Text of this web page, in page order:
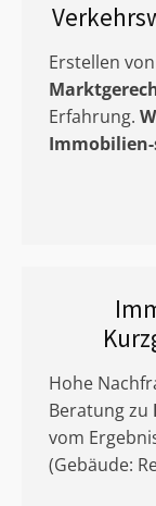
Erstellen von
Erfahrung.
Hohe
Beratung zu
vom
(Gebäude: